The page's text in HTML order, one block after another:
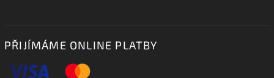
PŘIJÍMÁME ONLINE PLATBY